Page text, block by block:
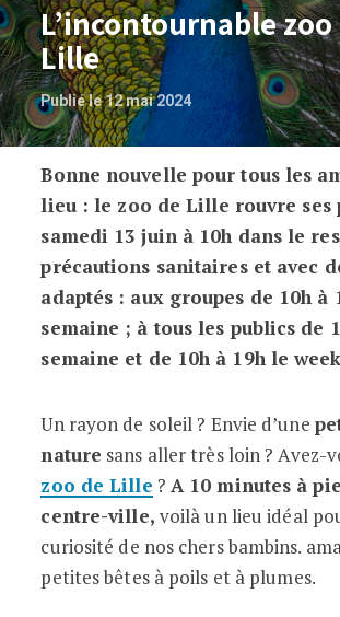
L’incontournable zoo
Lille
Publié le 12 mai 2024
L’incontournable zoo de
Bonne nouvelle pour tous les
lieu : le zoo de Lille rouvre ses
samedi 13 juin à 10h dans le
précautions sanitaires et avec
adaptés : aux groupes de 10h à
semaine ; à tous les publics de
semaine et de 10h à 19h le
Un rayon de soleil ? Envie d’une
nature sans aller très loin ? Avez-
zoo de Lille ? A 10 minutes à
centre-ville, voilà un lieu idéal
curiosité de nos chers bambins.
petites bêtes à poils et à plumes.